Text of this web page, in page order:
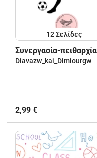
12Σελίδες
Συνεργασία-πειθαρχία
Diavazw_kai_Dimiourgw
2,99 €